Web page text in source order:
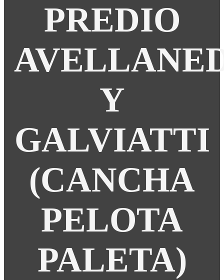
PREDIO
Y
GALVIATTI
(CANCHA
PELOTA
PALETA)